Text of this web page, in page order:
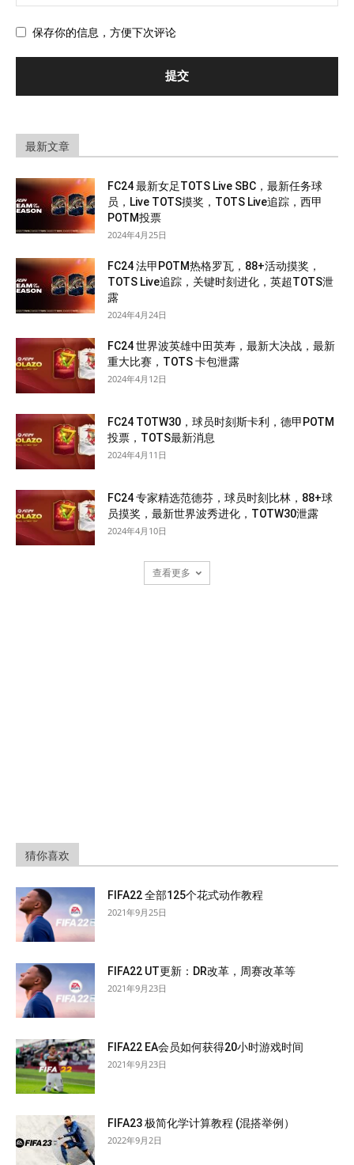
保存你的信息，方便下次评论
最新文章
FC24 最新女足TOTS Live SBC，最新任务球
员，Live TOTS摸奖，TOTS Live追踪，西甲
POTM投票
2024年4月25日
FC24 法甲POTM热格罗瓦，88+活动摸奖，
TOTS Live追踪，关键时刻进化，英超TOTS泄
露
2024年4月24日
FC24 世界波英雄中田英寿，最新大决战，最新
重大比赛，TOTS 卡包泄露
2024年4月12日
FC24 TOTW30，球员时刻斯卡利，德甲POTM
投票，TOTS最新消息
2024年4月11日
FC24 专家精选范德芬，球员时刻比林，88+球
员摸奖，最新世界波秀进化，TOTW30泄露
2024年4月10日
查看更多
猜你喜欢
FIFA22 全部125个花式动作教程
2021年9月25日
FIFA22 UT更新：DR改革，周赛改革等
2021年9月23日
FIFA22 EA会员如何获得20小时游戏时间
2021年9月23日
FIFA23 极简化学计算教程 (混搭举例）
2022年9月2日